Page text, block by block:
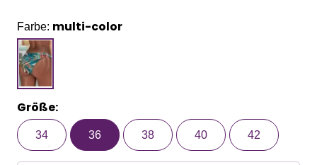
Farbe: multi-color
Größe:
34 36 38 40 42